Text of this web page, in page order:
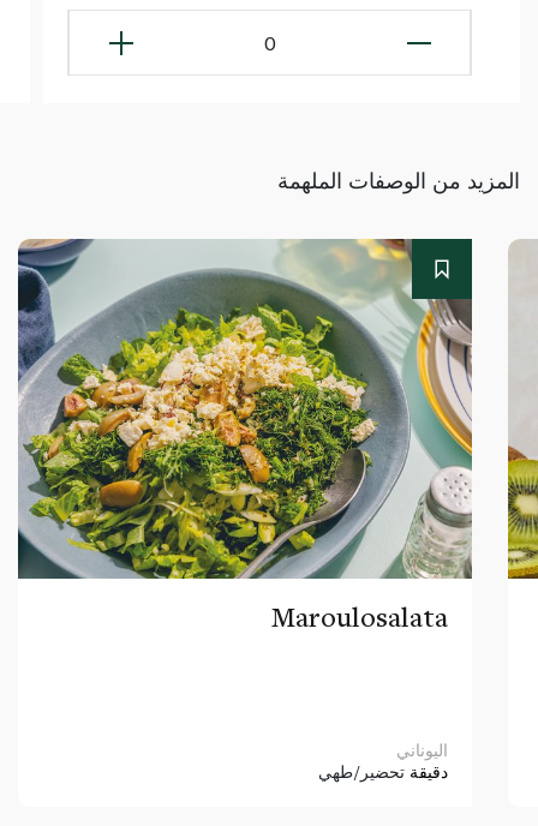
0
المزيد من الوصفات الملهمة
Maroulosalata
اليوناني
دقيقة تحضير/طهي